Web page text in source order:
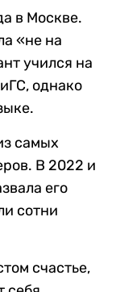
в Москве.
«не на
учился на
однако
самых
В 2022 и
его
сотни
счастье,